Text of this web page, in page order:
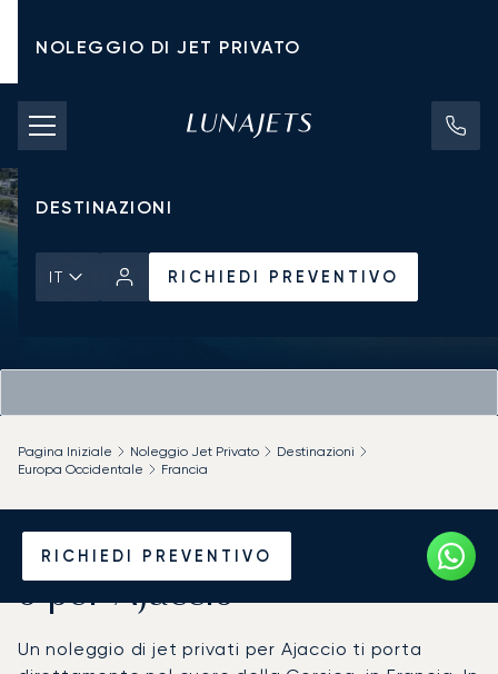
NOLEGGIO DI JET PRIVATO
TARIFFE DI NOLEGGIO
JET PRIVATI
DESTINAZIONI
IT RICHIEDI PREVENTIVO
RICHIEDI PREVENTIVO
Pagina Iniziale Noleggio Jet Privato
Destinazioni
Europa Occidentale
Francia
Noleggia un Jet Privato da
o per Ajaccio
Un noleggio di jet privati per Ajaccio ti porta